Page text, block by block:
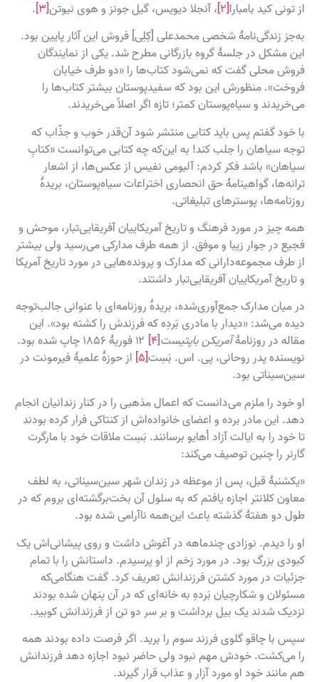
از تونی کید بامبارا[۲] ، آنجلا دیویس، گیل جونز و هوی نیوتن[۳]
.
به‌جز زندگی‌نامهٔ شخصی محمدعلی [کِلِی] فروش این آثار پایین بود.
این مشکل در جلسۀ گروه بازرگانی مطرح شد. یکی از نمایندگان
فروش محلی گفت که نمی‌شود کتاب‌ها را «دو طرف خیابان
فروخت». منظورش این بود که سفیدپوستان بیشتر کتاب‌ها را
می‌خریدند و سیاه‌پوستان کمتر؛ تازه اگر اصلاً می‌خریدند.
با خود گفتم پس باید کتابی منتشر شود آن‌قدر خوب و جذّاب که
توجه سیاهان را جلب ‌کند! به این‌که چه کتابی می‌توانست «کتابِ
سیاهان» باشد فکر کردم: آلبومی نفیس از عکس‌ها، از اشعار
ترانه‌ها، گواهینامهٔ حق انحصاری اختراعات سیاه‌پوستان، بریدۀ
روزنامه‌ها، پوسترهای تبلیغاتی.
همه چیز در مورد فرهنگ و تاریخ آمریکاییان آفریقایی‌تبار، موحش و
فجیع در جوار زیبا و موفق. از همه طرف مدارکی می‌رسید ولی بیشتر
از طرف مجموعه‌دارانی که مدارک و پرونده‌هایی در مورد تاریخ آمریکا
و تاریخ آمریکاییان آفریقایی‌تبار داشتند.
در میان مدارک جمع‌آوری‌شده، بریدهٔ روزنامه‌ای با عنوانی جالب‌توجه
دیده می‌شد: «دیدار با مادری بَردِه که فرزندش را کشته بود». این
مقاله در روزنامهٔآمریکن باپتیست
۱۲ فوریهٔ ۱۸۵۶ چاپ شده بود.
نویسنده پدر روحانی، پی. اس. بَسِت
از حوزهٔ علمیۀ فیرمونت در
سین‌سیناتی بود.
او خود را ملزم می‌دانست که اعمال مذهبی را در کنار زندانیان انجام
دهد. این مادر برده و اعضای خانواده‌اش از کنتاکی فرار کرده بودند
تا خود را به ایالت آزاد اُهایو برسانند. بَسِت ملاقات خود با مارگرت
گارنر را چنین توصیف می‌کند:
«یکشنبۀ قبل، پس از موعظه در زندان شهر سین‌سیناتی، به لطف
معاون کلانتر اجازه یافتم که به سلول آن بخت‌برگشته‌ای بروم که در
طول دو هفتۀ گذشته باعث این‌همه ناآرامی شده بود.
او را دیدم. نوزادی چندماهه در آغوش داشت و روی پیشانی‌اش یک
کبودی بزرگ بود. در مورد زخم از او پرسیدم. داستانش را با تمام
جزئیات در مورد کشتن فرزندانش تعریف کرد. گفت هنگامی‌که
مسئولان و شکارچیان بَردهِ به خانه‌ای که در آن پنهان شده بودند
نزدیک شدند یک بیل برداشت و بر سر دو تن از فرزندانش کوبید.
سپس با چاقو گلوی فرزند سوم را برید. اگر فرصت داده بودند همه
را می‌کشت. خودش مهم نبود ولی حاضر نبود اجازه دهد فرزندانش
هم مانند خود او مورد آزار و عذاب قرار گیرند.